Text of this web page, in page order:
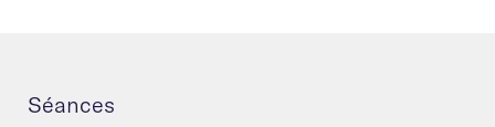
Séances